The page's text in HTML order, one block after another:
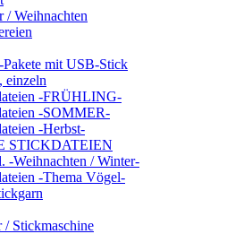
/ Weihnachten
Pakete mit USB-Stick
einzeln
-FRÜHLING-
-SOMMER-
-Herbst-
STICKDATEIEN
-Weihnachten / Winter-
-Thema Vögel-
/ Stickmaschine